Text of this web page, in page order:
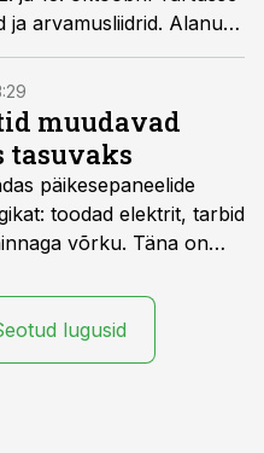
ja arvamusliidrid. Alanud
toimuvatele
muudavad
tasuvaks
päikesepaneelide
toodad elektrit, tarbid
võrku. Täna on
omajagu ning
suur ületootmine, mis
isegi negatiivseks.
lugusid